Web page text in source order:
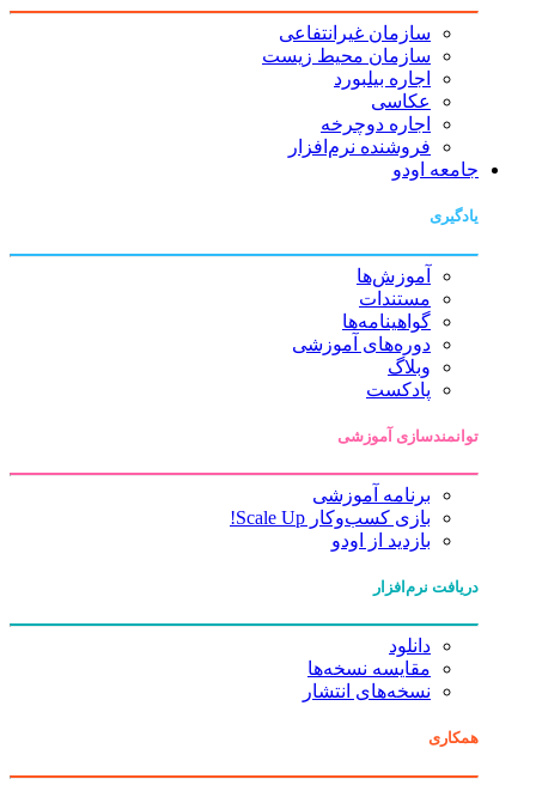
سازمان غیرانتفاعی
سازمان محیط زیست
اجاره بیلبورد
عکاسی
اجاره دوچرخه
فروشنده نرم‌افزار
جامعه اودو
یادگیری
آموزش‌ها
مستندات
گواهینامه‌ها
دوره‌های آموزشی
وبلاگ
پادکست
توانمندسازی آموزشی
برنامه آموزشی
بازی کسب‌وکار Scale Up!
بازدید از اودو
دریافت نرم‌افزار
دانلود
مقایسه نسخه‌ها
نسخه‌های انتشار
همکاری